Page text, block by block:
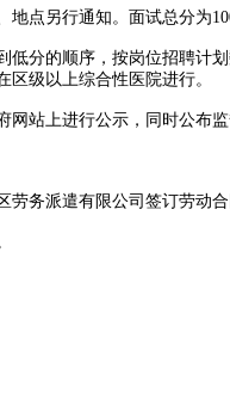
另行通知。面试总分为
的顺序，按岗位招聘计
级以上综合性医院进行。
上进行公示，同时公布监
派遣有限公司签订劳动合